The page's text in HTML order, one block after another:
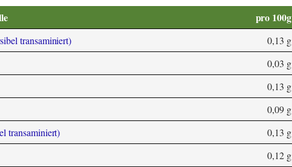
pro 100g
transaminiert) 0,13 g
0,03 g
0,13 g
0,09 g
transaminiert)
0,13 g
0,12 g